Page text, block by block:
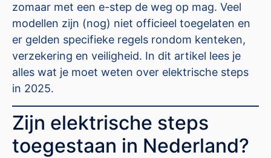
zomaar met een e-step de weg op mag. Veel
modellen zijn (nog) niet officieel toegelaten en
er gelden specifieke regels rondom kenteken,
verzekering en veiligheid. In dit artikel lees je
alles wat je moet weten over elektrische steps
in 2025.
Zijn elektrische steps
toegestaan in Nederland?